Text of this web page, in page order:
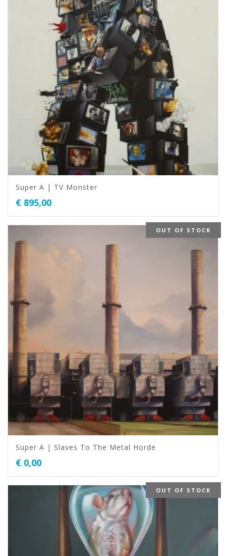
Super A | TV Monster
€ 895,00
OUT OF STOCK
Super A | Slaves To The Metal Horde
€ 0,00
OUT OF STOCK